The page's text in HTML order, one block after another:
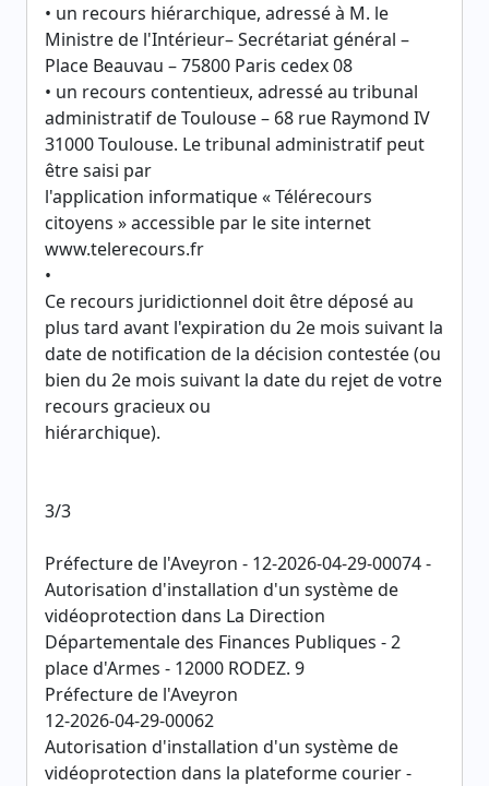
• un recours hiérarchique, adressé à M. le
Ministre de l'Intérieur– Secrétariat général –
Place Beauvau – 75800 Paris cedex 08
• un recours contentieux, adressé au tribunal
administratif de Toulouse – 68 rue Raymond IV
31000 Toulouse. Le tribunal administratif peut
être saisi par
l'application informatique « Télérecours
citoyens » accessible par le site internet
www.telerecours.fr
•
Ce recours juridictionnel doit être déposé au
plus tard avant l'expiration du 2e mois suivant la
date de notification de la décision contestée (ou
bien du 2e mois suivant la date du rejet de votre
recours gracieux ou
hiérarchique).
3/3
Préfecture de l'Aveyron - 12-2026-04-29-00074 -
Autorisation d'installation d'un système de
vidéoprotection dans La Direction
Départementale des Finances Publiques - 2
place d'Armes - 12000 RODEZ. 9
Préfecture de l'Aveyron
12-2026-04-29-00062
Autorisation d'installation d'un système de
vidéoprotection dans la plateforme courier -